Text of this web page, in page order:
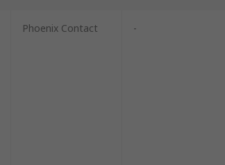
Phoenix Contact -